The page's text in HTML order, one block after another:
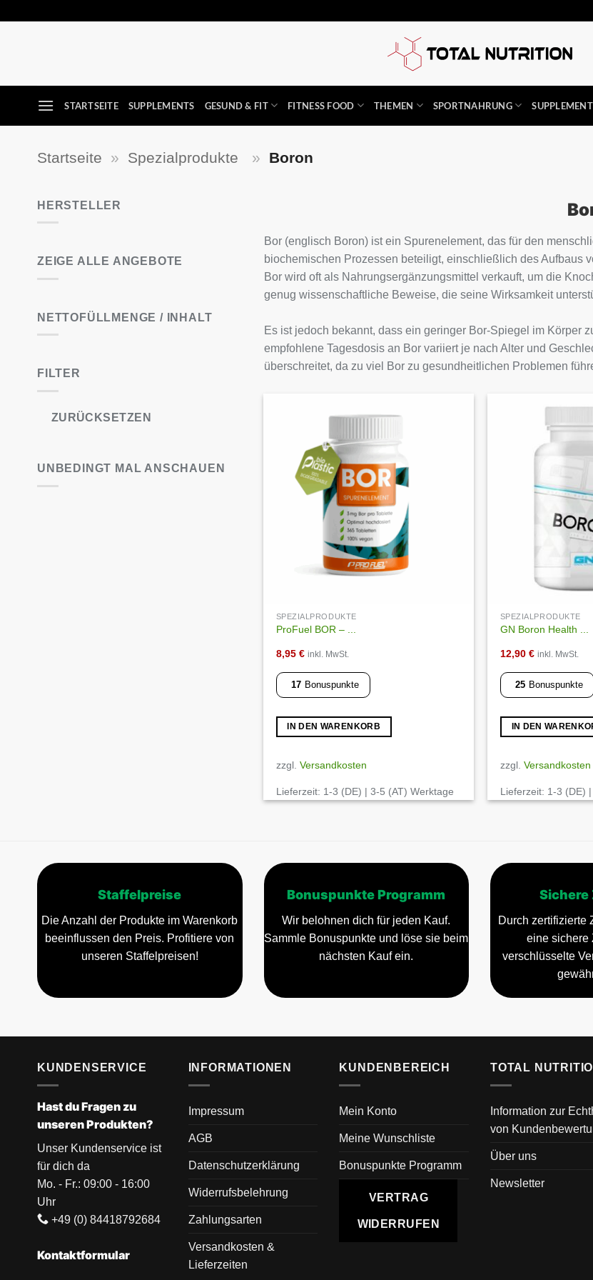
STARTSEITE SUPPLEMENTS GESUND & FIT FITNESS FOOD THEMEN SPORTNAHRUNG
Startseite » Spezialprodukte » Boron
HERSTELLER
ZEIGE ALLE ANGEBOTE
NETTOFÜLLMENGE / INHALT
FILTER
ZURÜCKSETZEN
UNBEDINGT MAL ANSCHAUEN
Bor (englisch Boron) ist ein Spurenelement, das für den
biochemischen Prozessen beteiligt, einschließlich des Aufbaus
Bor wird oft als Nahrungsergänzungsmittel verkauft, um die
genug wissenschaftliche Beweise, die seine Wirksamkeit
Es ist jedoch bekannt, dass ein geringer Bor-Spiegel im Körper
empfohlene Tagesdosis an Bor variiert je nach Alter und
überschreitet, da zu viel Bor zu gesundheitlichen Problemen
SPEZIALPRODUKTE
ProFuel BOR – ...
8,95 € inkl. MwSt.
17 Bonuspunkte
IN DEN WARENKORB
zzgl. Versandkosten
Lieferzeit: 1-3 (DE) | 3-5 (AT) Werktage
SPEZIALPRODUKTE
GN Boron Health ...
12,90 € inkl. MwSt.
25 Bonuspunkte
IN DEN
zzgl. Versandkosten
Lieferzeit: 1-3 (DE)
Staffelpreise
Die Anzahl der Produkte im Warenkorb
beeinflussen den Preis. Profitiere von
unseren Staffelpreisen!
Bonuspunkte Programm
Wir belohnen dich für jeden Kauf.
Sammle Bonuspunkte und löse sie beim
nächsten Kauf ein.
Sichere
Durch zertifizierte
eine sichere
verschlüsselte
KUNDENSERVICE
Hast du Fragen zu
unseren Produkten?
Unser Kundenservice ist
für dich da
Mo. - Fr.: 09:00 - 16:00
Uhr
+49 (0) 84418792684
Kontaktformular
INFORMATIONEN
Impressum
AGB
Datenschutzerklärung
Widerrufsbelehrung
Zahlungsarten
Versandkosten &
Lieferzeiten
KUNDENBEREICH
Mein Konto
Meine Wunschliste
Bonuspunkte Programm
VERTRAG
WIDERRUFEN
TOTAL
Information zur
von
Über uns
Newsletter